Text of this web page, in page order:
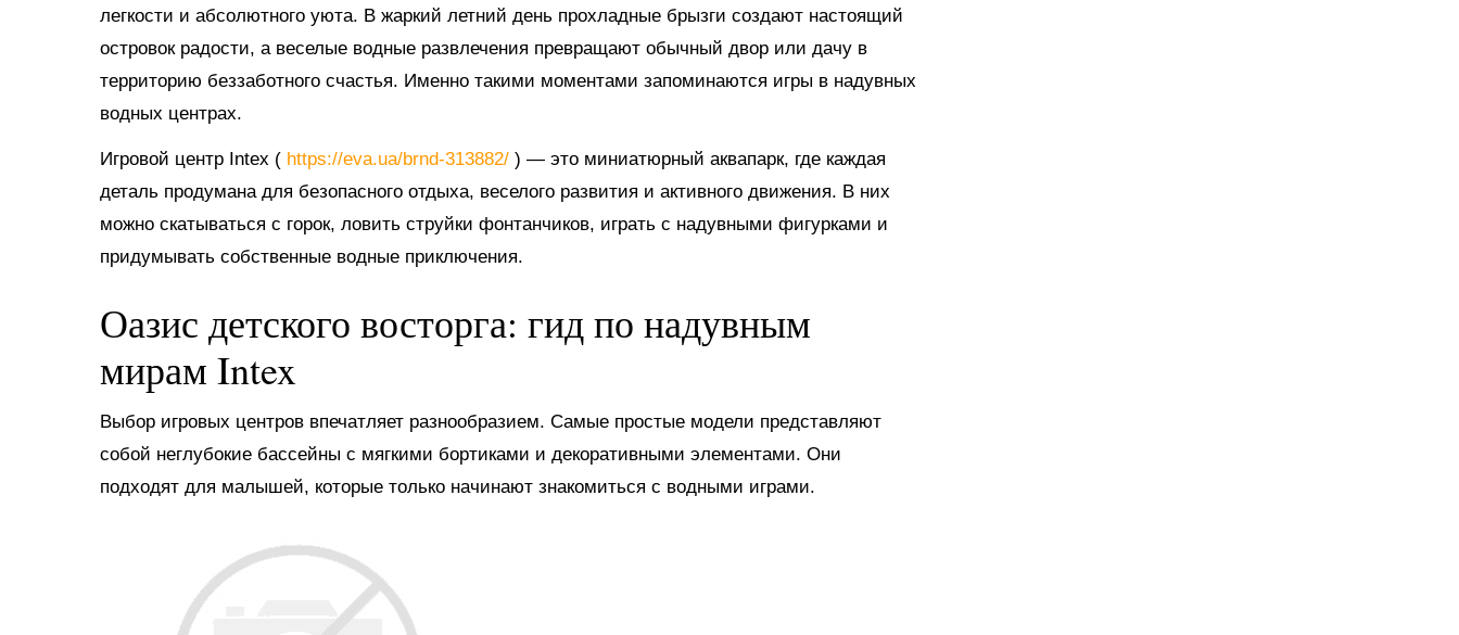
легкости и абсолютного уюта. В жаркий летний день прохладные брызги создают настоящий
островок радости, а веселые водные развлечения превращают обычный двор или дачу в
территорию беззаботного счастья. Именно такими моментами запоминаются игры в надувных
водных центрах.
Игровой центр Intex ( https://eva.ua/brnd-313882/ ) — это миниатюрный аквапарк, где каждая
деталь продумана для безопасного отдыха, веселого развития и активного движения. В них
можно скатываться с горок, ловить струйки фонтанчиков, играть с надувными фигурками и
придумывать собственные водные приключения.
Оазис детского восторга: гид по надувным
мирам Intex
Выбор игровых центров впечатляет разнообразием. Самые простые модели представляют
собой неглубокие бассейны с мягкими бортиками и декоративными элементами. Они
подходят для малышей, которые только начинают знакомиться с водными играми.